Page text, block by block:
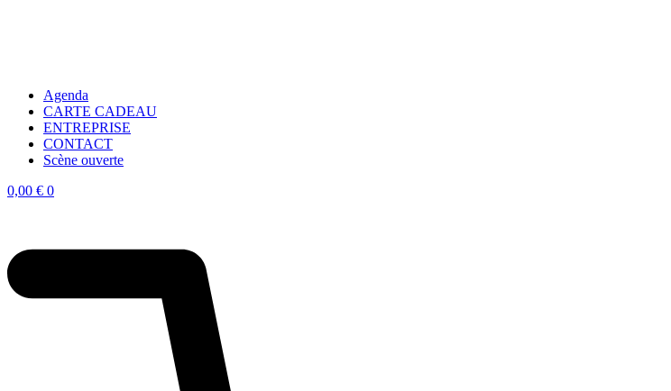
Agenda
CARTE CADEAU
ENTREPRISE
CONTACT
Scène ouverte
0,00 € 0